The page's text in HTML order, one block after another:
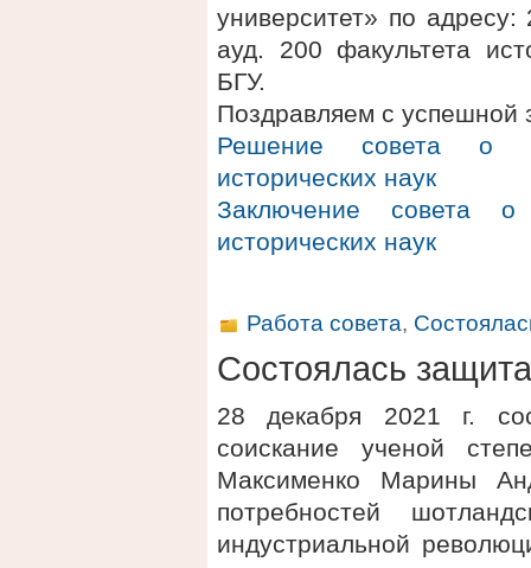
университет» по
ауд. 200 факультета
БГУ.
Поздравляем с успешной
Решение совета о
исторических наук
Заключение совета о
исторических наук
Работа совета,
Состоялась защита
28 декабря 2021 г.
соискание ученой
Максименко Марины
потребностей
индустриальной